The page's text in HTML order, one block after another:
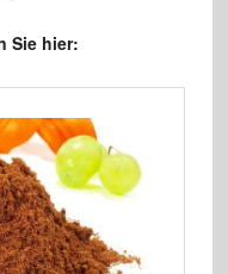
Sie hier: